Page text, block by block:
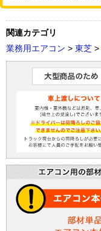
関連カテゴリ
業務用エアコン > 東芝 >